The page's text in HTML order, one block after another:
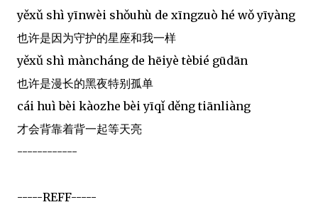
yěxǔ shì yīnwèi shǒuhù de xīngzuò hé wǒ yīyàng
也许是因为守护的星座和我一样
yěxǔ shì màncháng de hēiyè tèbié gūdān
也许是漫长的黑夜特别孤单
cái huì bèi kàozhe bèi yīqǐ děng tiānliàng
才会背靠着背一起等天亮
------------
-----REFF-----